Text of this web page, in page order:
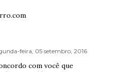
feira, 05 setembro, 2016
com você que